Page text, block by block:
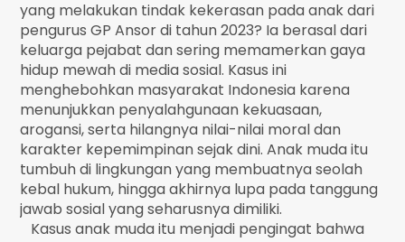
yang melakukan tindak kekerasan pada anak dari
pengurus GP Ansor di tahun 2023? Ia berasal dari
keluarga pejabat dan sering memamerkan gaya
hidup mewah di media sosial. Kasus ini
menghebohkan masyarakat Indonesia karena
menunjukkan penyalahgunaan kekuasaan,
arogansi, serta hilangnya nilai-nilai moral dan
karakter kepemimpinan sejak dini. Anak muda itu
tumbuh di lingkungan yang membuatnya seolah
kebal hukum, hingga akhirnya lupa pada tanggung
jawab sosial yang seharusnya dimiliki.
Kasus anak muda itu menjadi pengingat bahwa